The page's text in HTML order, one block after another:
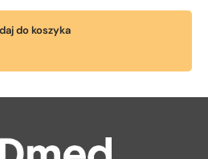
do koszyka